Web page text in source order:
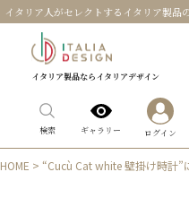
イタリア人がセレクトするイタリア製品
イタリア製品ならイタリアデザイン
検索 ギャラリー ログイン
HOME > “Cucù Cat white 壁掛け時計”